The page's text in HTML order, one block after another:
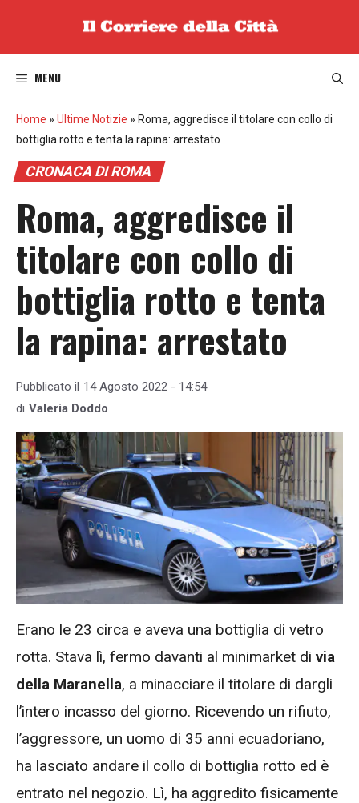
MENU
Home » Ultime Notizie » Roma, aggredisce il titolare con collo di
bottiglia rotto e tenta la rapina: arrestato
CRONACA DI ROMA
Roma, aggredisce il
titolare con collo di
bottiglia rotto e tenta
la rapina: arrestato
Pubblicato il 14 Agosto 2022 - 14:54
di Valeria Doddo
Erano le 23 circa e aveva una bottiglia di vetro
rotta. Stava lì, fermo davanti al minimarket di via
della Maranella, a minacciare il titolare di dargli
l’intero incasso del giorno. Ricevendo un rifiuto,
l’aggressore, un uomo di 35 anni ecuadoriano,
ha lasciato andare il collo di bottiglia rotto ed è
entrato nel negozio. Lì, ha aggredito fisicamente